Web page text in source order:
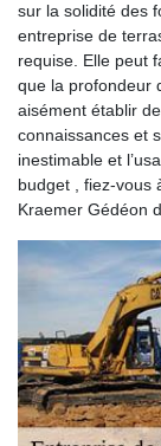
sur la solidité des
entreprise de
requise. Elle peut
que la profondeur
aisément établir
connaissances et
inestimable et
budget , fiez-vous
Kraemer Gédéon